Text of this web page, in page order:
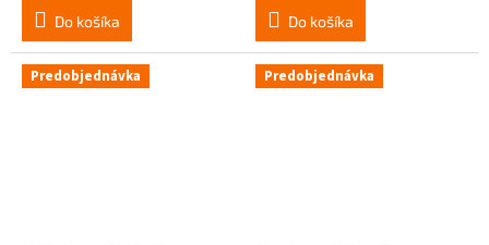
Do košíka Do košíka
Predobjednávka Predobjednávka